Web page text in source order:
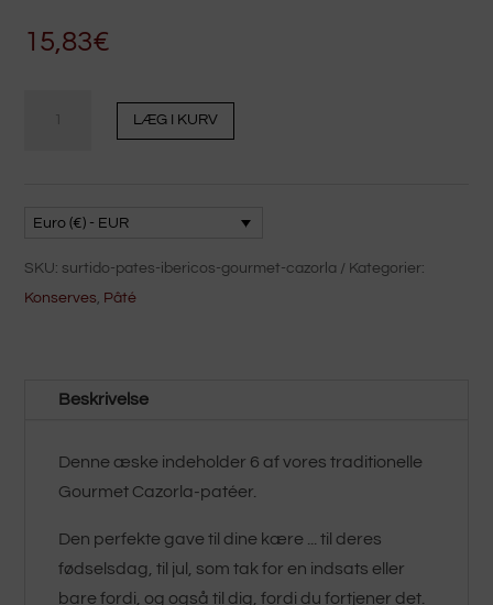
15,83€
Assorterede
Cazorla
LÆG I KURV
Euro (€) - EUR
SKU: surtido-pates-ibericos-gourmet-cazorla
Kategorier:
Konserves, Pâté
Beskrivelse
Denne æske indeholder 6 af vores traditionelle
Gourmet Cazorla-patéer.
Den perfekte gave til dine kære ... til deres
fødselsdag, til jul, som tak for en indsats eller
bare fordi, og også til dig, fordi du fortjener det.